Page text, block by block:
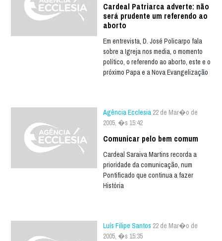
Cardeal Patriarca adverte: não
será prudente um referendo ao
aborto
Em entrevista, D. José Policarpo fala
sobre a Igreja nos media, o momento
político, o referendo ao aborto, este e o
próximo Papa e a Nova Evangelização
Agência Ecclesia 22 de Mar�o de
2005, �s 15:42
Comunicar pelo bem comum
Cardeal Saraiva Martins recorda a
prioridade da comunicação, num
Pontificado que continua a fazer
História
Luís Filipe Santos 22 de Mar�o de
2005, �s 15:35